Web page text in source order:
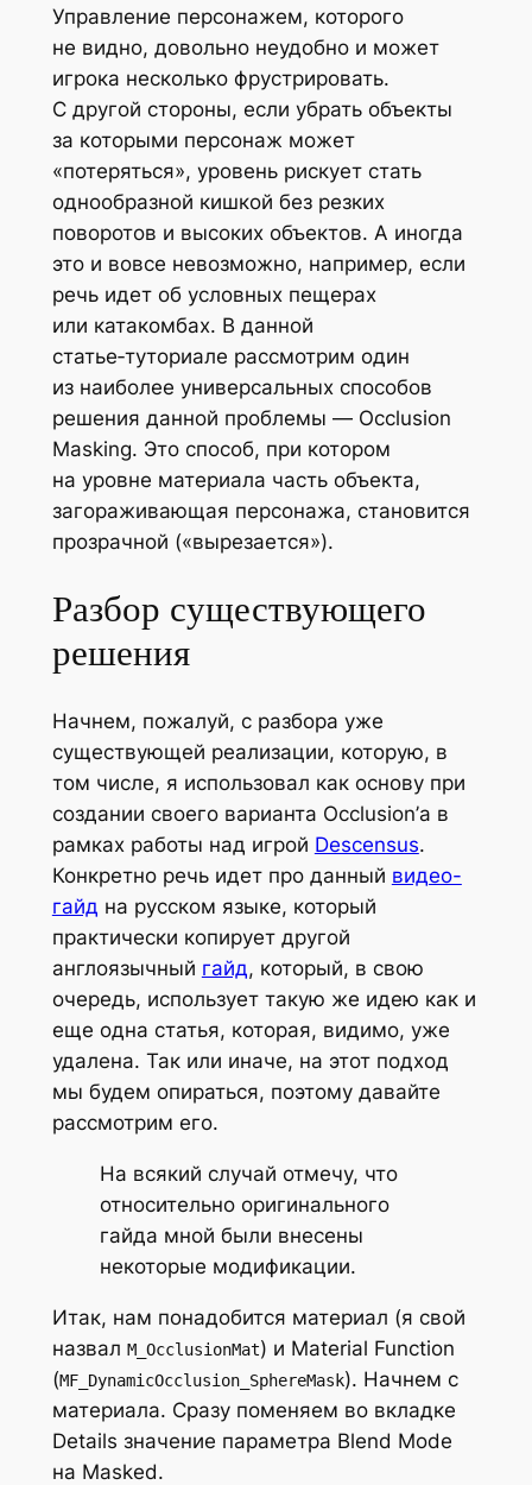
Управление персонажем, которого
не видно, довольно неудобно и может
игрока несколько фрустрировать.
С другой стороны, если убрать объекты
за которыми персонаж может
«потеряться», уровень рискует стать
однообразной кишкой без резких
поворотов и высоких объектов. А иногда
это и вовсе невозможно, например, если
речь идет об условных пещерах
или катакомбах. В данной
статье‑туториале рассмотрим один
из наиболее универсальных способов
решения данной проблемы — Occlusion
Masking. Это способ, при котором
на уровне материала часть объекта,
загораживающая персонажа, становится
прозрачной («вырезается»).
Разбор существующего
решения
Начнем, пожалуй, с разбора уже
существующей реализации, которую, в
том числе, я использовал как основу при
создании своего варианта Occlusion’а в
рамках работы над игрой Descensus.
Конкретно речь идет про данный видео-
гайд на русском языке, который
практически копирует другой
англоязычный гайд, который, в свою
очередь, использует такую же идею как и
еще одна статья, которая, видимо, уже
удалена. Так или иначе, на этот подход
мы будем опираться, поэтому давайте
рассмотрим его.
На всякий случай отмечу, что
относительно оригинального
гайда мной были внесены
некоторые модификации.
Итак, нам понадобится материал (я свой
назвал M_OcclusionMat) и Material Function
(MF_DynamicOcclusion_SphereMask). Начнем с
материала. Сразу поменяем во вкладке
Details значение параметра Blend Mode
на Masked.